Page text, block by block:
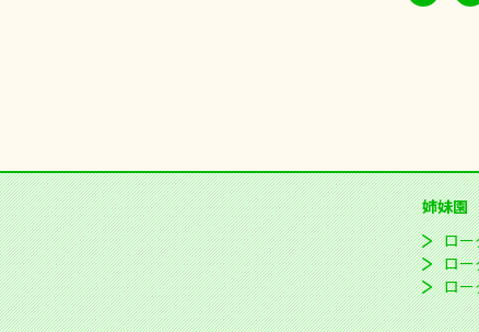
姉妹園
ロー
ロー
ロー